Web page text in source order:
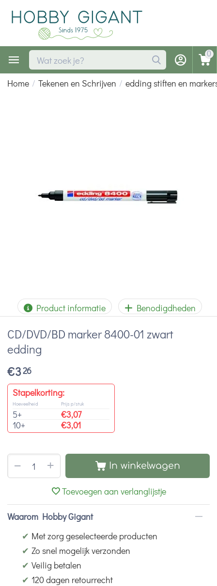
0
Home / Tekenen en Schrijven / edding stiften en
Product informatie Benodigdheden
CD/DVD/BD marker 8400-01 zwart
edding
€326
Stapelkorting:
Hoeveelheid
5+
10+
Prijs p/stuk
€3,07
€3,01
+
− In winkelwagen
Toevoegen aan verlanglijstje
Waarom Hobby Gigant
✔ Met zorg geselecteerde producten
✔ Zo snel mogelijk verzonden
✔ Veilig betalen
✔ 120 dagen retourrecht